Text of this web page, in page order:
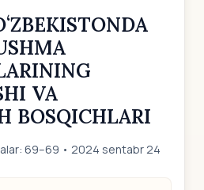
VA
BOSQICHLARI
69–69 • 2024 sentabr 24